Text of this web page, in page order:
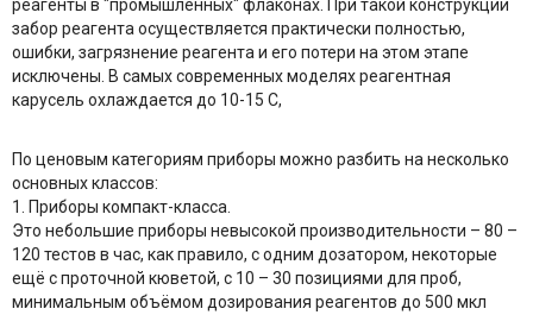
реагенты в "промышленных" флаконах. При такой конструкции
забор реагента осуществляется практически полностью,
ошибки, загрязнение реагента и его потери на этом этапе
исключены. В самых современных моделях реагентная
карусель охлаждается до 10-15 С,
По ценовым категориям приборы можно разбить на несколько
основных классов:
1. Приборы компакт-класса.
Это небольшие приборы невысокой производительности – 80 –
120 тестов в час, как правило, с одним дозатором, некоторые
ещё с проточной кюветой, с 10 – 30 позициями для проб,
минимальным объёмом дозирования реагентов до 500 мкл